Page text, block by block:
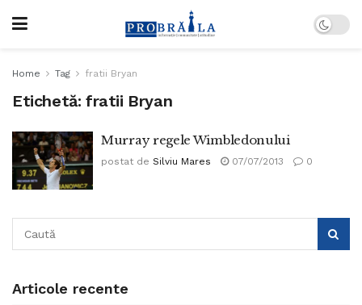
Home Tag fratii Bryan
Etichetă: fratii Bryan
Murray regele Wimbledonului
postat de Silviu Mares 07/07/2013 0
Articole recente